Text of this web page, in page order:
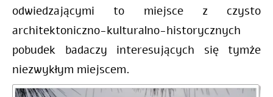
odwiedzającymi to miejsce z czysto
architektoniczno-kulturalno-historycznych
pobudek badaczy interesujących się tymże
niezwykłym miejscem.